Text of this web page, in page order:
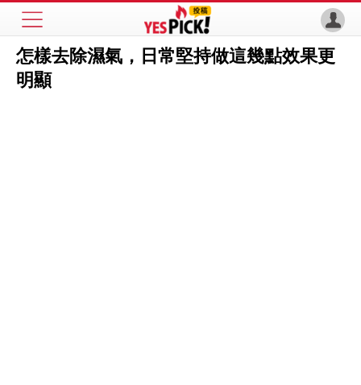
怎樣去除濕氣，日常堅持做這幾點效果更
明顯